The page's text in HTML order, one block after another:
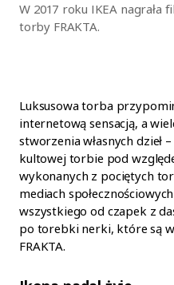
W 2017 roku IKEA nagrała
torby FRAKTA.
Luksusowa torba
internetową sensacją, a
stworzenia własnych dzieł
kultowej torbie pod
wykonanych z pociętych
mediach
wszystkiego od czapek z
po torebki nerki, które są
FRAKTA.